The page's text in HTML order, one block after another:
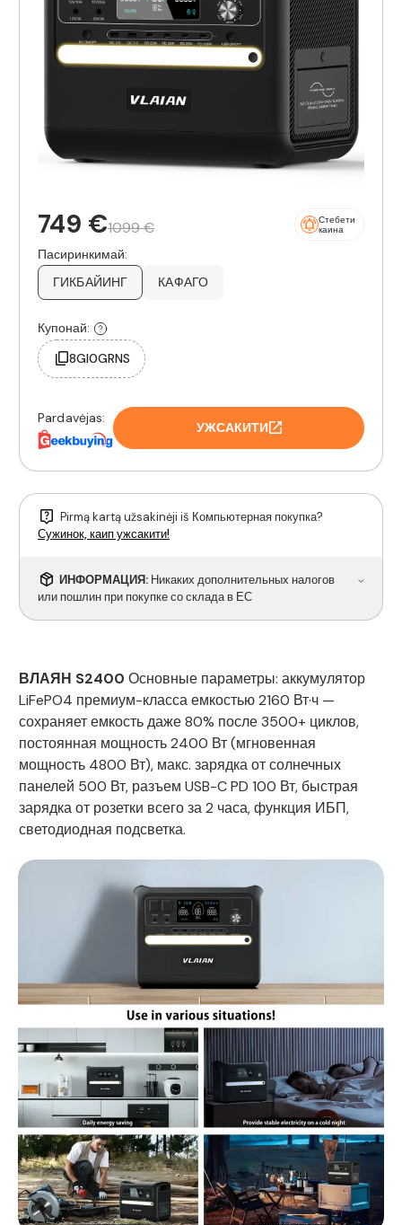
749 €1099 €
Стебети
каина
Пасиринкимай:
ГИКБАЙИНГ
КАФАГО
Купонай:
8GI0GRNS
Pardavėjas:
УЖСАКИТИ
Pirmą kartą užsakinėji iš Компьютерная покупка?
Сужинок, каип ужсакити!
ИНФОРМАЦИЯ: Никаких дополнительных налогов
или пошлин при покупке со склада в ЕС
ВЛАЯН S2400 Основные параметры: аккумулятор
LiFePO4 премиум-класса емкостью 2160 Вт·ч —
сохраняет емкость даже 80% после 3500+ циклов,
постоянная мощность 2400 Вт (мгновенная
мощность 4800 Вт), макс. зарядка от солнечных
панелей 500 Вт, разъем USB-C PD 100 Вт, быстрая
зарядка от розетки всего за 2 часа, функция ИБП,
светодиодная подсветка.